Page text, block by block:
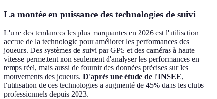
La montée en puissance des technologies de suivi
L'une des tendances les plus marquantes en 2026 est l'utilisation
accrue de la technologie pour améliorer les performances des
joueurs. Des systèmes de suivi par GPS et des caméras à haute
vitesse permettent non seulement d'analyser les performances en
temps réel, mais aussi de fournir des données précises sur les
mouvements des joueurs. D'après une étude de l'INSEE,
l'utilisation de ces technologies a augmenté de 45% dans les clubs
professionnels depuis 2023.